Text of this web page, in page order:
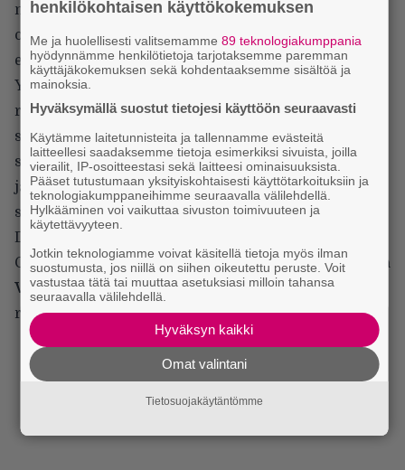
näkemään kuinka Rosen elokuva ja Lylen hahmo
olivat kömpelöitä ja pahimmillaan jopa loukkaavia
esimerkkejä valkoisesta pelastajasta.
Yahya Abdul-Mateen II tekee hienon
roolisuorituksen Anthonyna, mutta elokuvan
sykkivä sydän on muun muassaWandavision
sarjasta tuttu Teyonah Parris. Brianna on elokuvan
järjen ääni sekä uhri, mutta Parris ei koskaan
supista rooliaan pelkäksi kirkuvaksi tytöksi. Colman
Domingo on myös vaikuttava vanhana Cabrini-
Greenin asukkaana, mutta Rosen elokuvasta palaava
Vanessa Williamson lähinnä haaskattu pienessä
roolissa.
henkilökohtaisen käyttökokemuksen
Me ja huolellisesti valitsemamme 89 teknologiakumppania
hyödynnämme henkilötietoja tarjotaksemme paremman
käyttäjäkokemuksen sekä kohdentaaksemme sisältöä ja
mainoksia.
Hyväksymällä suostut tietojesi käyttöön seuraavasti
Käytämme laitetunnisteita ja tallennamme evästeitä
laitteellesi saadaksemme tietoja esimerkiksi sivuista, joilla
vierailit, IP-osoitteestasi sekä laitteesi ominaisuuksista.
Pääset tutustumaan yksityiskohtaisesti käyttötarkoituksiin ja
teknologiakumppaneihimme seuraavalla välilehdellä.
Hylkääminen voi vaikuttaa sivuston toimivuuteen ja
käytettävyyteen.
Jotkin teknologiamme voivat käsitellä tietoja myös ilman
suostumusta, jos niillä on siihen oikeutettu peruste. Voit
vastustaa tätä tai muuttaa asetuksiasi milloin tahansa
seuraavalla välilehdellä.
Hyväksyn kaikki
Omat valintani
Tietosuojakäytäntömme